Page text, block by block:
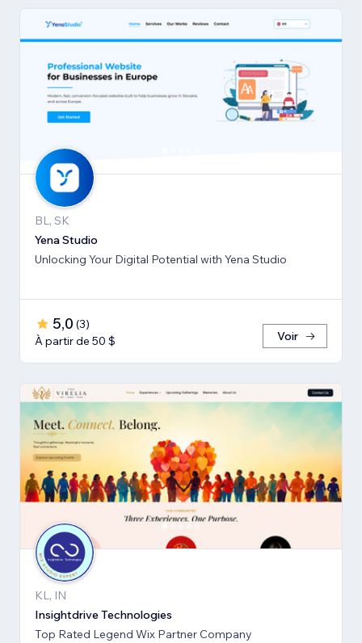
BL, SK
Yena Studio
Unlocking Your Digital Potential with Yena Studio
5,0 (3)
À partir de 50 $
Voir
KL, IN
Insightdrive Technologies
Top Rated Legend Wix Partner Company